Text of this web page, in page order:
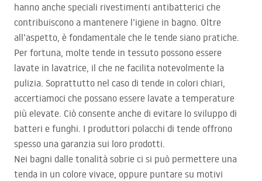
hanno anche speciali rivestimenti antibatterici che
contribuiscono a mantenere l’igiene in bagno. Oltre
all’aspetto, è fondamentale che le tende siano pratiche.
Per fortuna, molte tende in tessuto possono essere
lavate in lavatrice, il che ne facilita notevolmente la
pulizia. Soprattutto nel caso di tende in colori chiari,
accertiamoci che possano essere lavate a temperature
più elevate. Ciò consente anche di evitare lo sviluppo di
batteri e funghi. I produttori polacchi di tende offrono
spesso una garanzia sui loro prodotti.
Nei bagni dalle tonalità sobrie ci si può permettere una
tenda in un colore vivace, oppure puntare su motivi